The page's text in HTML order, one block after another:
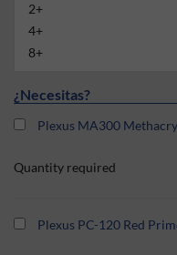
2+
4+
8+
¿Necesitas?
Plexus MA300
Quantity required
Plexus PC-120 Red